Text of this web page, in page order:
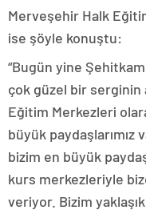
Merveşehir Halk
ise şöyle konuştu:
“Bugün yine
çok güzel bir serginin
Eğitim Merkezleri
büyük
bizim en büyük
kurs merkezleriyle
veriyor. Bizim